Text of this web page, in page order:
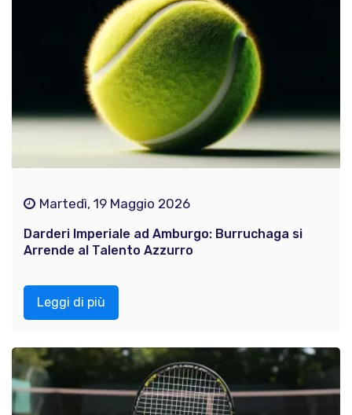
Martedì, 19 Maggio 2026
Darderi Imperiale ad Amburgo: Burruchaga si
Arrende al Talento Azzurro
Leggi di più